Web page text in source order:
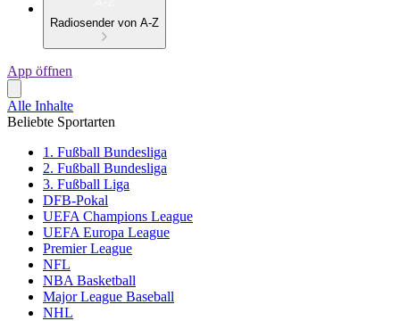
Radiosender von A-Z
App öffnen
Alle Inhalte
Beliebte Sportarten
1. Fußball Bundesliga
2. Fußball Bundesliga
3. Fußball Liga
DFB-Pokal
UEFA Champions League
UEFA Europa League
Premier League
NFL
NBA Basketball
Major League Baseball
NHL